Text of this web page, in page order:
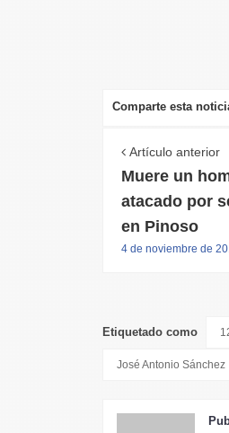
Comparte esta
Artículo anterior
Muere un
atacado por
en Pinoso
4 de noviembre de
Etiquetado como
José Antonio Sánchez